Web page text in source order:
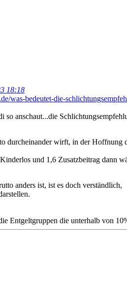
18:18
was-bedeutet-die-
so anschaut...die
durcheinander wirft, in der Hoffnung
und 1,6 Zusatzbeitrag dann
anders ist, ist es doch verständlich,
Entgeltgruppen die unterhalb von